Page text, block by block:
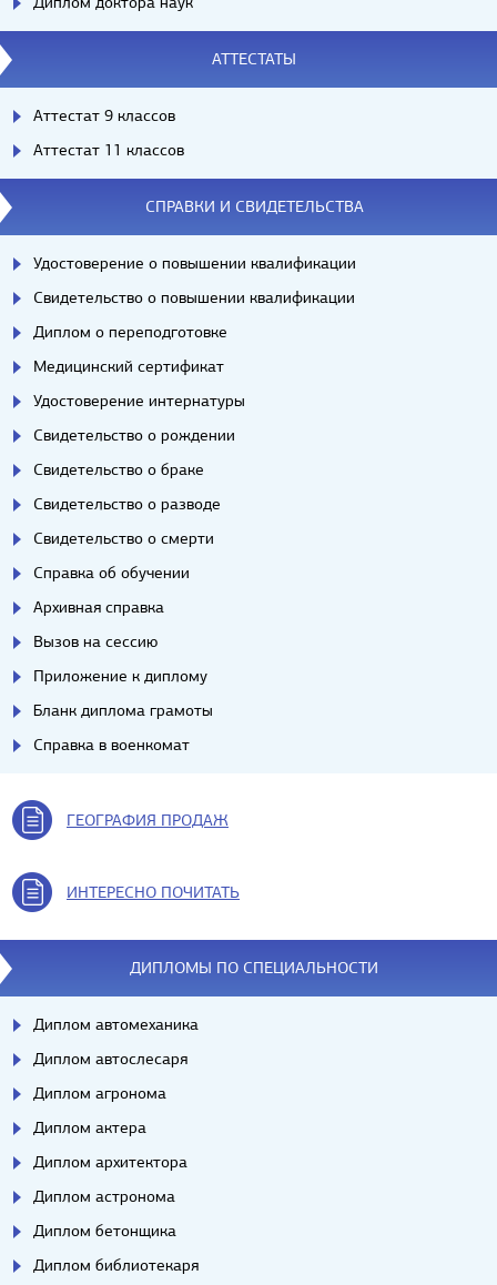
АТТЕСТАТЫ
Аттестат 9 классов
Аттестат 11 классов
СПРАВКИ И СВИДЕТЕЛЬСТВА
Удостоверение о повышении квалификации
Свидетельство о повышении квалификации
Диплом о переподготовке
Медицинский сертификат
Удостоверение интернатуры
Свидетельство о рождении
Свидетельство о браке
Свидетельство о разводе
Свидетельство о смерти
Справка об обучении
Архивная справка
Вызов на сессию
Приложение к диплому
Бланк диплома грамоты
Справка в военкомат
ГЕОГРАФИЯ ПРОДАЖ
ИНТЕРЕСНО ПОЧИТАТЬ
ДИПЛОМЫ ПО СПЕЦИАЛЬНОСТИ
Диплом автомеханика
Диплом автослесаря
Диплом агронома
Диплом актера
Диплом архитектора
Диплом астронома
Диплом бетонщика
Диплом библиотекаря